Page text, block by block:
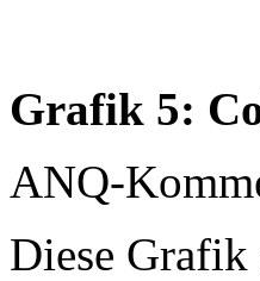
Grafik 5:
ANQ-
Diese